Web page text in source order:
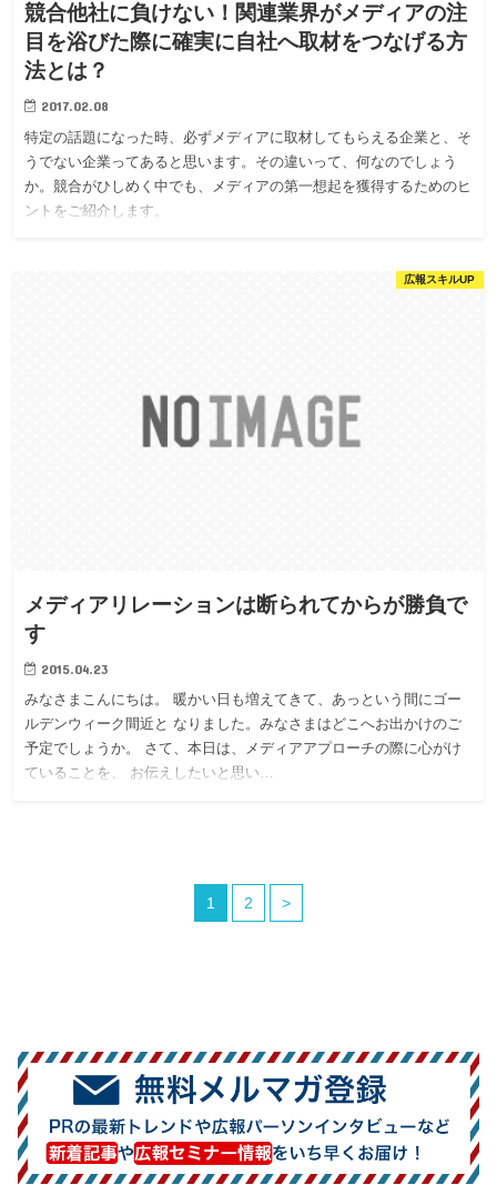
競合他社に負けない！関連業界がメディアの注
目を浴びた際に確実に自社へ取材をつなげる方
法とは？
2017.02.08
特定の話題になった時、必ずメディアに取材してもらえる企業と、そ
うでない企業ってあると思います。その違いって、何なのでしょう
か。競合がひしめく中でも、メディアの第一想起を獲得するためのヒ
ントをご紹介します。
広報スキルUP
メディアリレーションは断られてからが勝負で
す
2015.04.23
みなさまこんにちは。 暖かい日も増えてきて、あっという間にゴー
ルデンウィーク間近と なりました。みなさまはどこへお出かけのご
予定でしょうか。 さて、本日は、メディアアプローチの際に心がけ
ていることを、 お伝えしたいと思い…
1 2 >